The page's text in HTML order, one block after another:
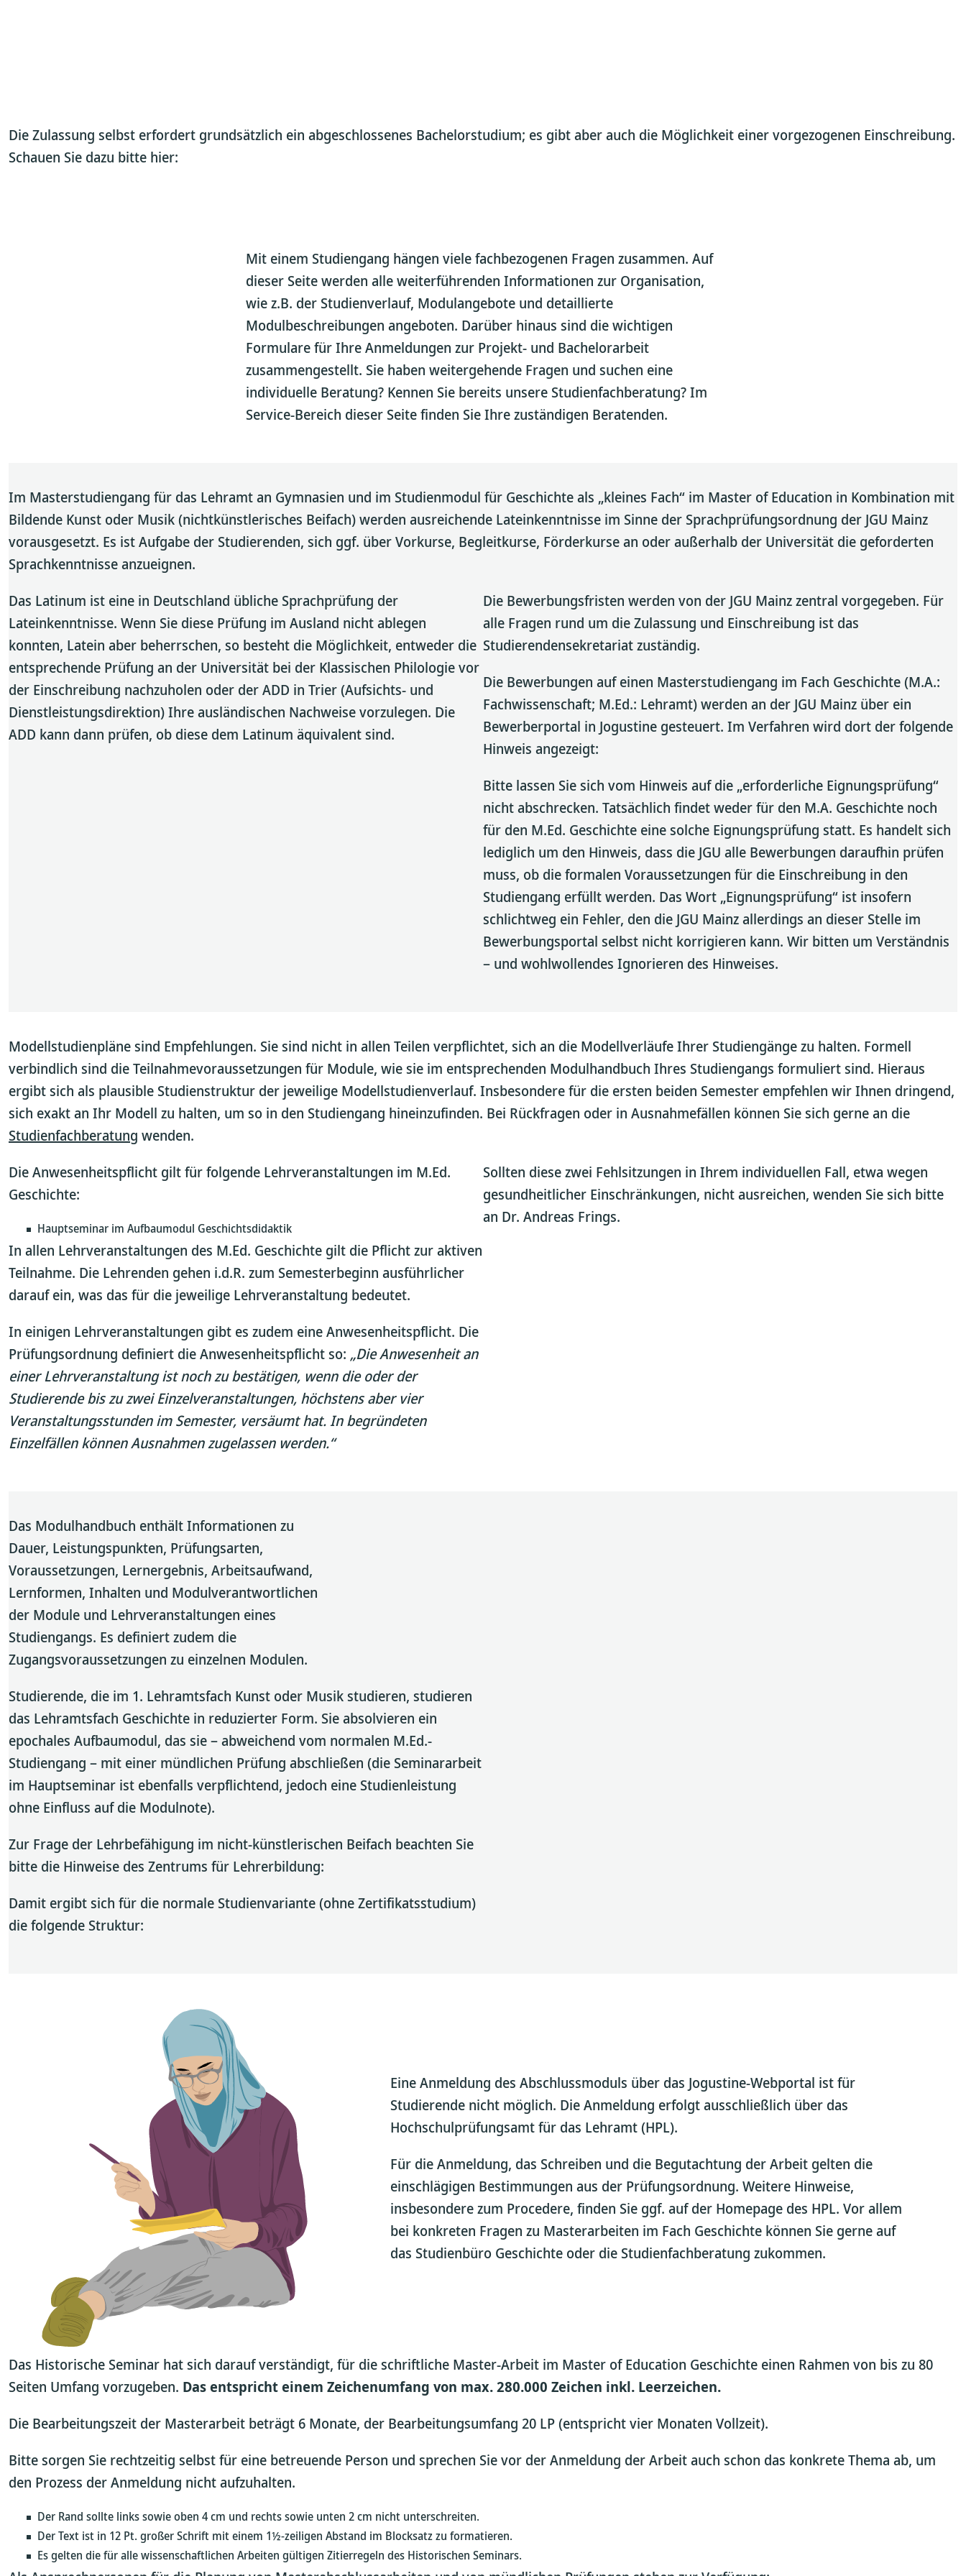
Die Zulassung selbst erfordert grundsätzlich ein abgeschlossenes Bachelorstudium; es gibt aber auch die Möglichkeit einer vorgezogenen Einschreibung.
Schauen Sie dazu bitte hier:
Mit einem Studiengang hängen viele fachbezogenen Fragen zusammen. Auf
dieser Seite werden alle weiterführenden Informationen zur Organisation,
wie z.B. der Studienverlauf, Modulangebote und detaillierte
Modulbeschreibungen angeboten. Darüber hinaus sind die wichtigen
Formulare für Ihre Anmeldungen zur Projekt- und Bachelorarbeit
zusammengestellt. Sie haben weitergehende Fragen und suchen eine
individuelle Beratung? Kennen Sie bereits unsere Studienfachberatung? Im
Service-Bereich dieser Seite finden Sie Ihre zuständigen Beratenden.
Im Masterstudiengang für das Lehramt an Gymnasien und im Studienmodul für Geschichte als „kleines Fach“ im Master of Education in Kombination mit
Bildende Kunst oder Musik (nichtkünstlerisches Beifach) werden ausreichende Lateinkenntnisse im Sinne der Sprachprüfungsordnung der JGU Mainz
vorausgesetzt. Es ist Aufgabe der Studierenden, sich ggf. über Vorkurse, Begleitkurse, Förderkurse an oder außerhalb der Universität die geforderten
Sprachkenntnisse anzueignen.
Das Latinum ist eine in Deutschland übliche Sprachprüfung der
Lateinkenntnisse. Wenn Sie diese Prüfung im Ausland nicht ablegen
konnten, Latein aber beherrschen, so besteht die Möglichkeit, entweder die
entsprechende Prüfung an der Universität bei der Klassischen Philologie vor
der Einschreibung nachzuholen oder der ADD in Trier (Aufsichts- und
Dienstleistungsdirektion) Ihre ausländischen Nachweise vorzulegen. Die
ADD kann dann prüfen, ob diese dem Latinum äquivalent sind.
Die Bewerbungsfristen werden von der JGU Mainz zentral vorgegeben. Für
alle Fragen rund um die Zulassung und Einschreibung ist das
Studierendensekretariat zuständig.
Die Bewerbungen auf einen Masterstudiengang im Fach Geschichte (M.A.:
Fachwissenschaft; M.Ed.: Lehramt) werden an der JGU Mainz über ein
Bewerberportal in Jogustine gesteuert. Im Verfahren wird dort der folgende
Hinweis angezeigt:
Bitte lassen Sie sich vom Hinweis auf die „erforderliche Eignungsprüfung“
nicht abschrecken. Tatsächlich findet weder für den M.A. Geschichte noch
für den M.Ed. Geschichte eine solche Eignungsprüfung statt. Es handelt sich
lediglich um den Hinweis, dass die JGU alle Bewerbungen daraufhin prüfen
muss, ob die formalen Voraussetzungen für die Einschreibung in den
Studiengang erfüllt werden. Das Wort „Eignungsprüfung“ ist insofern
schlichtweg ein Fehler, den die JGU Mainz allerdings an dieser Stelle im
Bewerbungsportal selbst nicht korrigieren kann. Wir bitten um Verständnis
– und wohlwollendes Ignorieren des Hinweises.
Modellstudienpläne sind Empfehlungen. Sie sind nicht in allen Teilen verpflichtet, sich an die Modellverläufe Ihrer Studiengänge zu halten. Formell
verbindlich sind die Teilnahmevoraussetzungen für Module, wie sie im entsprechenden Modulhandbuch Ihres Studiengangs formuliert sind. Hieraus
ergibt sich als plausible Studienstruktur der jeweilige Modellstudienverlauf. Insbesondere für die ersten beiden Semester empfehlen wir Ihnen dringend,
sich exakt an Ihr Modell zu halten, um so in den Studiengang hineinzufinden. Bei Rückfragen oder in Ausnahmefällen können Sie sich gerne an die
Studienfachberatung wenden.
Die Anwesenheitspflicht gilt für folgende Lehrveranstaltungen im M.Ed.
Geschichte:
Hauptseminar im Aufbaumodul Geschichtsdidaktik
In allen Lehrveranstaltungen des M.Ed. Geschichte gilt die Pflicht zur aktiven
Teilnahme. Die Lehrenden gehen i.d.R. zum Semesterbeginn ausführlicher
darauf ein, was das für die jeweilige Lehrveranstaltung bedeutet.
In einigen Lehrveranstaltungen gibt es zudem eine Anwesenheitspflicht. Die
Prüfungsordnung definiert die Anwesenheitspflicht so: „Die Anwesenheit an
einer Lehrveranstaltung ist noch zu bestätigen, wenn die oder der
Studierende bis zu zwei Einzelveranstaltungen, höchstens aber vier
Veranstaltungsstunden im Semester, versäumt hat. In begründeten
Einzelfällen können Ausnahmen zugelassen werden.“
Sollten diese zwei Fehlsitzungen in Ihrem individuellen Fall, etwa wegen
gesundheitlicher Einschränkungen, nicht ausreichen, wenden Sie sich bitte
an Dr. Andreas Frings.
Das Modulhandbuch enthält Informationen zu
Dauer, Leistungspunkten, Prüfungsarten,
Voraussetzungen, Lernergebnis, Arbeitsaufwand,
Lernformen, Inhalten und Modulverantwortlichen
der Module und Lehrveranstaltungen eines
Studiengangs. Es definiert zudem die
Zugangsvoraussetzungen zu einzelnen Modulen.
Studierende, die im 1. Lehramtsfach Kunst oder Musik studieren, studieren
das Lehramtsfach Geschichte in reduzierter Form. Sie absolvieren ein
epochales Aufbaumodul, das sie – abweichend vom normalen M.Ed.-
Studiengang – mit einer mündlichen Prüfung abschließen (die Seminararbeit
im Hauptseminar ist ebenfalls verpflichtend, jedoch eine Studienleistung
ohne Einfluss auf die Modulnote).
Zur Frage der Lehrbefähigung im nicht-künstlerischen Beifach beachten Sie
bitte die Hinweise des Zentrums für Lehrerbildung:
Damit ergibt sich für die normale Studienvariante (ohne Zertifikatsstudium)
die folgende Struktur:
Eine Anmeldung des Abschlussmoduls über das Jogustine-Webportal ist für
Studierende nicht möglich. Die Anmeldung erfolgt ausschließlich über das
Hochschulprüfungsamt für das Lehramt (HPL).
Für die Anmeldung, das Schreiben und die Begutachtung der Arbeit gelten die
einschlägigen Bestimmungen aus der Prüfungsordnung. Weitere Hinweise,
insbesondere zum Procedere, finden Sie ggf. auf der Homepage des HPL. Vor allem
bei konkreten Fragen zu Masterarbeiten im Fach Geschichte können Sie gerne auf
das Studienbüro Geschichte oder die Studienfachberatung zukommen.
Das Historische Seminar hat sich darauf verständigt, für die schriftliche Master-Arbeit im Master of Education Geschichte einen Rahmen von bis zu 80
Seiten Umfang vorzugeben. Das entspricht einem Zeichenumfang von max. 280.000 Zeichen inkl. Leerzeichen.
Die Bearbeitungszeit der Masterarbeit beträgt 6 Monate, der Bearbeitungsumfang 20 LP (entspricht vier Monaten Vollzeit).
Bitte sorgen Sie rechtzeitig selbst für eine betreuende Person und sprechen Sie vor der Anmeldung der Arbeit auch schon das konkrete Thema ab, um
den Prozess der Anmeldung nicht aufzuhalten.
Der Rand sollte links sowie oben 4 cm und rechts sowie unten 2 cm nicht unterschreiten.
Der Text ist in 12 Pt. großer Schrift mit einem 1½-zeiligen Abstand im Blocksatz zu formatieren.
Es gelten die für alle wissenschaftlichen Arbeiten gültigen Zitierregeln des Historischen Seminars.